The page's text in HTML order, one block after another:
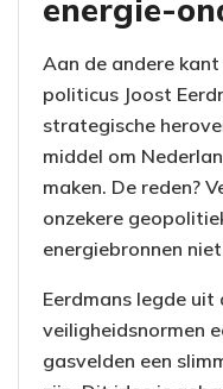
energie-
Aan de andere
politicus Joost
strategische
middel om
maken. De reden?
onzekere
energiebronnen
Eerdmans legde
veiligheidsnormen
gasvelden een